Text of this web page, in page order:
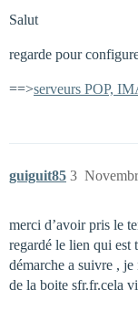
Salut
regarde pour
==>serveurs POP,
guiguit85 3
merci d’avoir pris le
regardé le lien qui est
démarche a suivre ,
de la boite sfr.fr.cela